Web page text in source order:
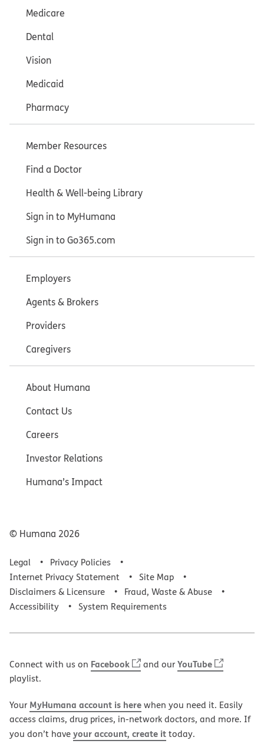
Medicare
Dental
Vision
Medicaid
Pharmacy
Member Resources
Find a Doctor
Health & Well-being Library
Sign in to MyHumana
Sign in to Go365.com
Employers
Agents & Brokers
Providers
Caregivers
About Humana
Contact Us
Careers
Investor Relations
Humana’s Impact
© Humana 2026
Legal
Privacy Policies
Internet Privacy Statement
Site Map
Disclaimers & Licensure
Fraud, Waste & Abuse
Accessibility
System Requirements
Connect with us on Facebook and ourYouTube
playlist.
Your MyHumana account is herewhen you need it. Easily
access claims, drug prices, in-network doctors, and more. If
you don’t haveyour account, create ittoday.